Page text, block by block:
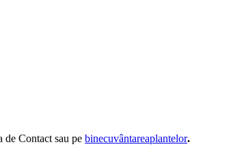
de Contact sau pe binecuvântareaplantelor.